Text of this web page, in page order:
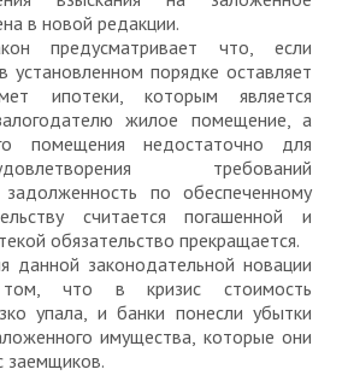
в новой редакции.
предусматривает что, если
установленном порядке оставляет
ипотеки, которым является
жилое помещение, а
помещения недостаточно для
требований
задолженность по обеспеченному
считается погашенной и
обязательство прекращается.
данной законодательной новации
что в кризис стоимость
упала, и банки понесли убытки
имущества, которые они
заемщиков.